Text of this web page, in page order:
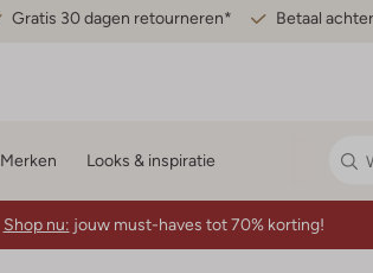
Gratis 30 dagen retourneren* Betaal
Merken Looks & inspiratie
Shop nu: jouw must-haves tot 70% korting!